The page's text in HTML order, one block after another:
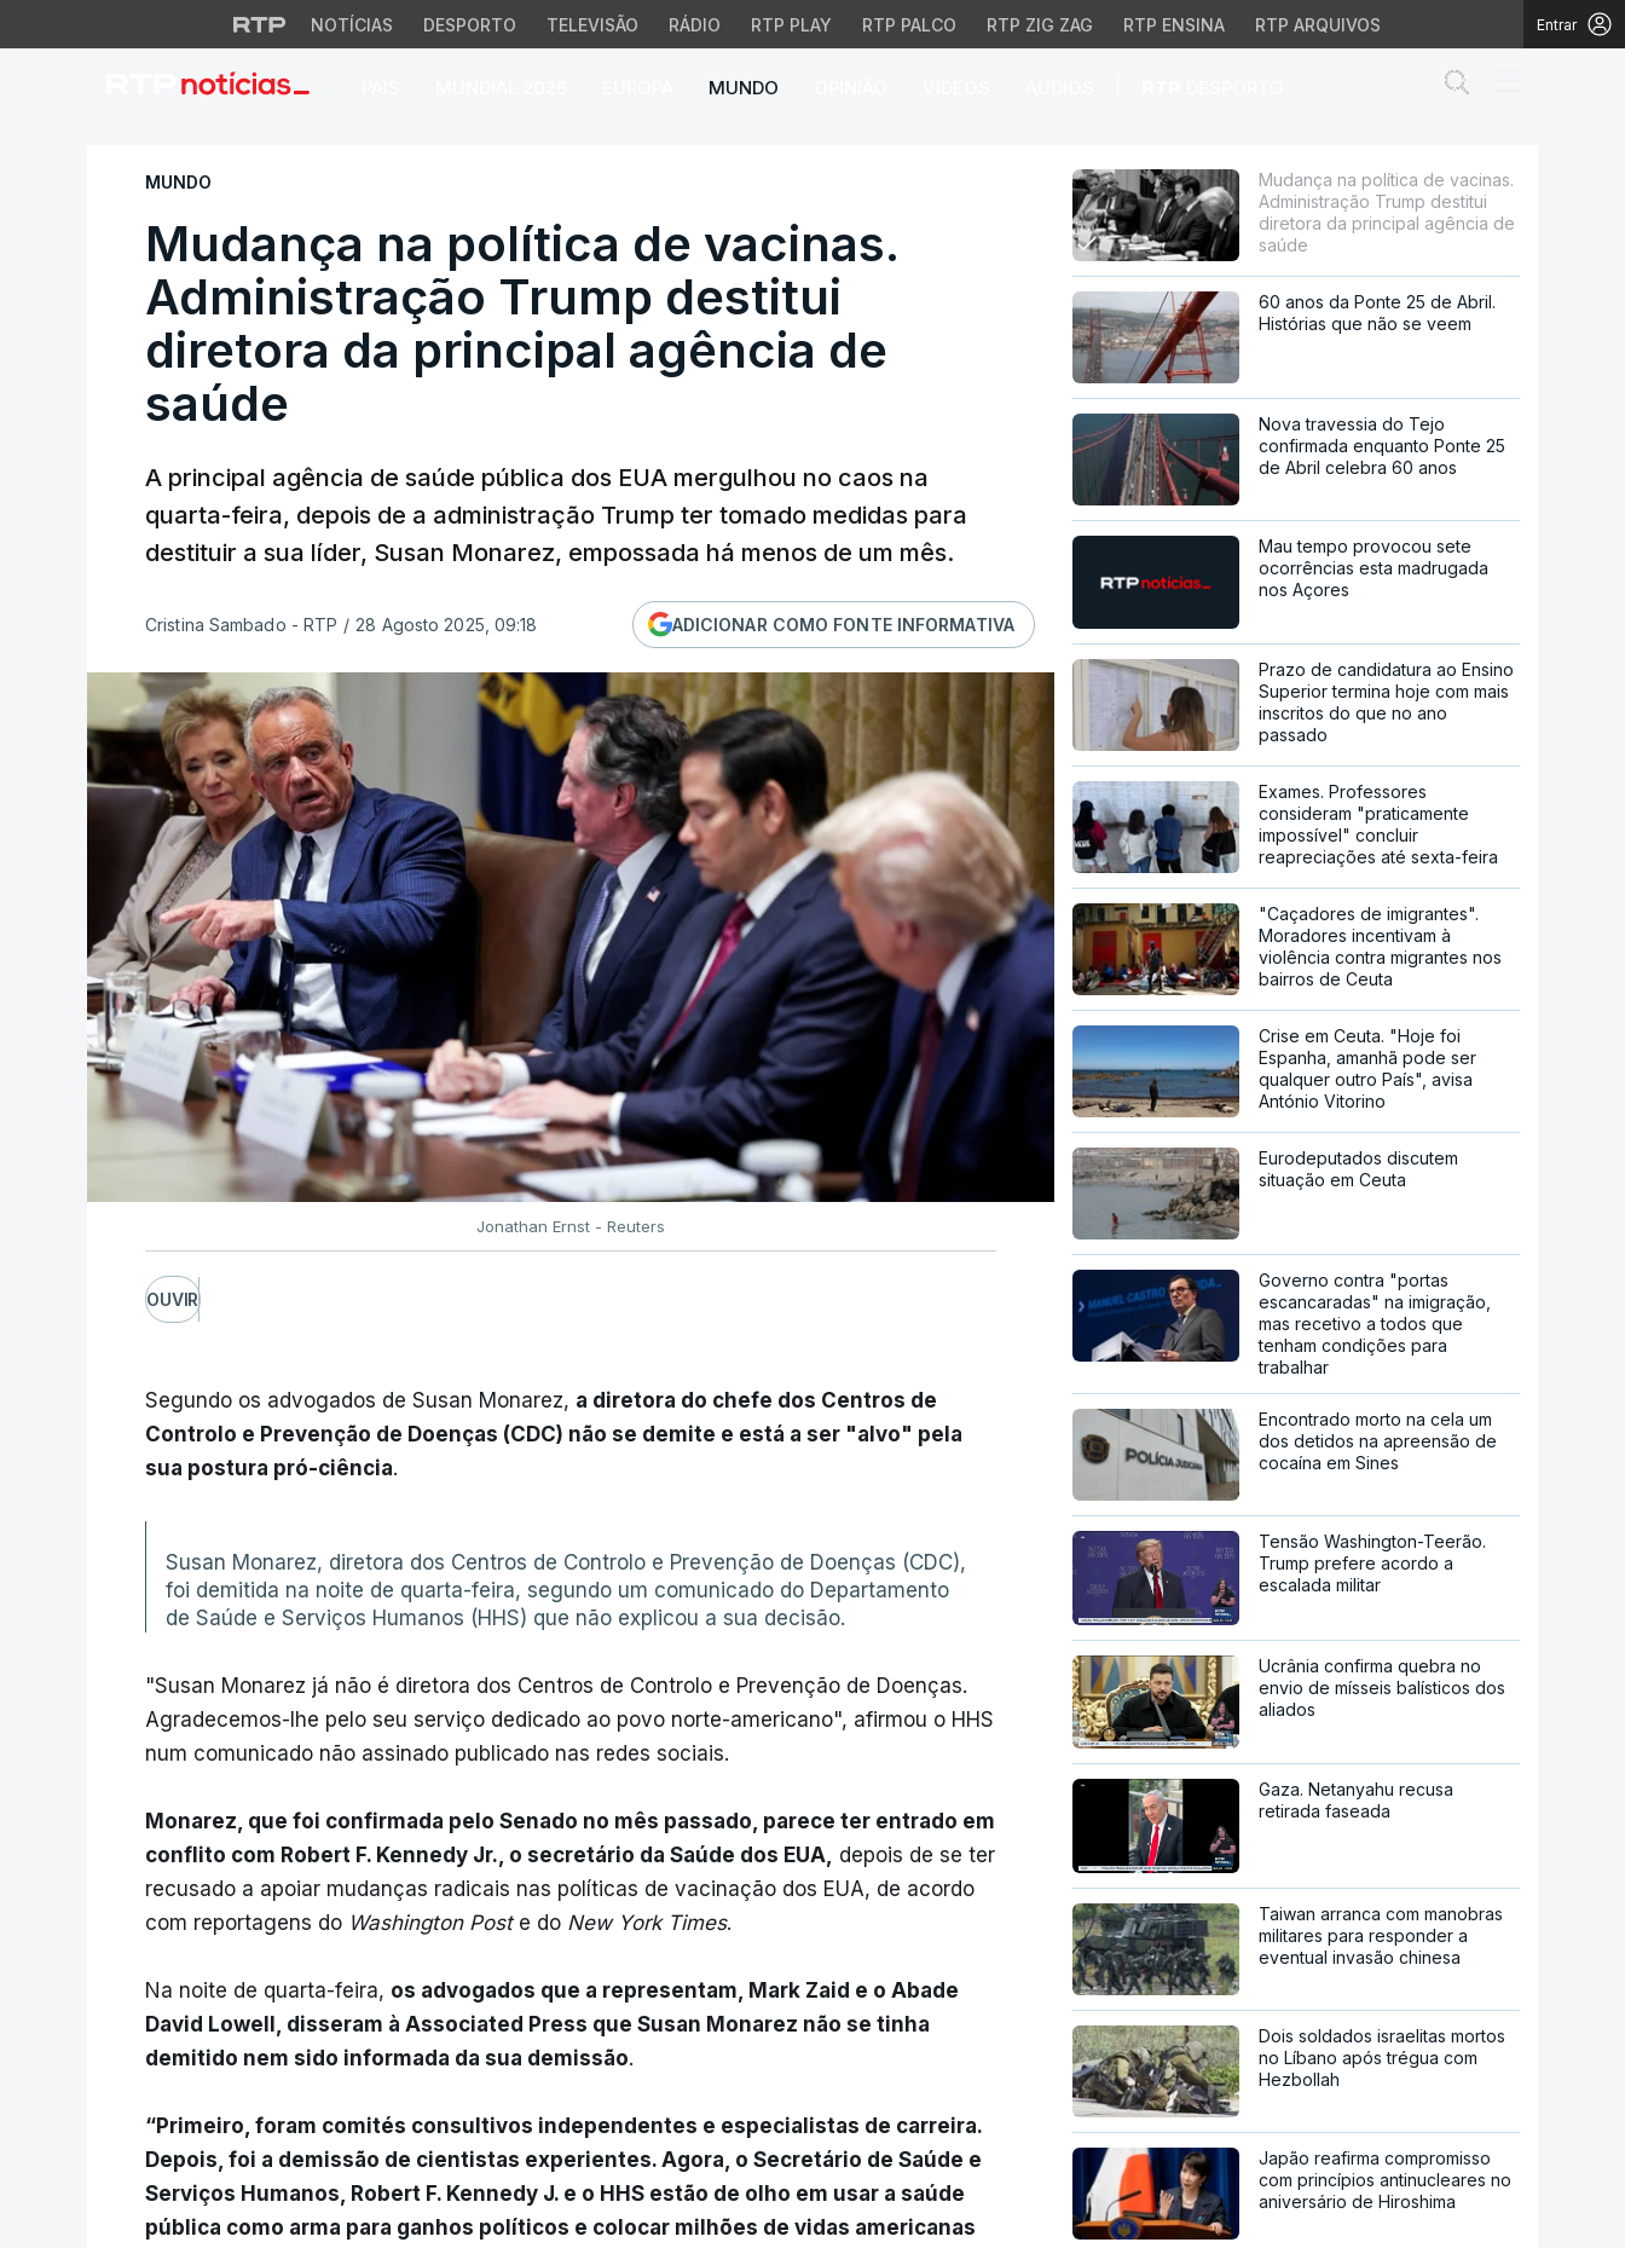
NOTÍCIAS DESPORTO TELEVISÃO RÁDIO RTP PLAY RTP PALCO RTP ZIG ZAG RTP ENSINA RTP ARQUIVOS Entrar
MUNDO
Mudança na política de vacinas. Administração Trump destitui
MUNDO
Mudança na política de vacinas.
Administração Trump destitui
diretora da principal agência de
saúde
A principal agência de saúde pública dos EUA mergulhou no caos na
quarta-feira, depois de a administração Trump ter tomado medidas para
destituir a sua líder, Susan Monarez, empossada há menos de um mês.
Cristina Sambado - RTP / 28 Agosto 2025, 09:18 ADICIONAR COMO FONTE INFORMATIVA
Jonathan Ernst - Reuters
OUVIR
Segundo os advogados de Susan Monarez, a diretora do chefe dos Centros de
Controlo e Prevenção de Doenças (CDC) não se demite e está a ser "alvo" pela
sua postura pró-ciência.
Susan Monarez, diretora dos Centros de Controlo e Prevenção de Doenças (CDC),
foi demitida na noite de quarta-feira, segundo um comunicado do Departamento
de Saúde e Serviços Humanos (HHS) que não explicou a sua decisão.
"Susan Monarez já não é diretora dos Centros de Controlo e Prevenção de Doenças.
Agradecemos-lhe pelo seu serviço dedicado ao povo norte-americano", afirmou o HHS
num comunicado não assinado publicado nas redes sociais.
Monarez, que foi confirmada pelo Senado no mês passado, parece ter entrado em
conflito com Robert F. Kennedy Jr., o secretário da Saúde dos EUA, depois de se ter
recusado a apoiar mudanças radicais nas políticas de vacinação dos EUA, de acordo
com reportagens do Washington Poste do New York Times.
Na noite de quarta-feira, os advogados que a representam, Mark Zaid e o Abade
David Lowell, disseram à Associated Press que Susan Monarez não se tinha
demitido nem sido informada da sua demissão.
“Primeiro, foram comités consultivos independentes e especialistas de carreira.
Depois, foi a demissão de cientistas experientes. Agora, o Secretário de Saúde e
Serviços Humanos, Robert F. Kennedy J. e o HHS estão de olho em usar a saúde
pública como arma para ganhos políticos e colocar milhões de vidas americanas
Mudança na política de vacinas.
Administração Trump destitui
diretora da principal agência de
saúde
60 anos da Ponte 25 de Abril.
Histórias que não se veem
Nova travessia do Tejo
confirmada enquanto Ponte 25
de Abril celebra 60 anos
Mau tempo provocou sete
ocorrências esta madrugada
nos Açores
Prazo de candidatura ao Ensino
Superior termina hoje com mais
inscritos do que no ano
passado
Exames. Professores
consideram "praticamente
impossível" concluir
reapreciações até sexta-feira
"Caçadores de imigrantes".
Moradores incentivam à
violência contra migrantes nos
bairros de Ceuta
Crise em Ceuta. "Hoje foi
Espanha, amanhã pode ser
qualquer outro País", avisa
António Vitorino
Eurodeputados discutem
situação em Ceuta
Governo contra "portas
escancaradas" na imigração,
mas recetivo a todos que
tenham condições para
trabalhar
Encontrado morto na cela um
dos detidos na apreensão de
cocaína em Sines
Tensão Washington-Teerão.
Trump prefere acordo a
escalada militar
Ucrânia confirma quebra no
envio de mísseis balísticos dos
aliados
Gaza. Netanyahu recusa
retirada faseada
Taiwan arranca com manobras
militares para responder a
eventual invasão chinesa
Dois soldados israelitas mortos
no Líbano após trégua com
Hezbollah
Japão reafirma compromisso
com princípios antinucleares no
aniversário de Hiroshima